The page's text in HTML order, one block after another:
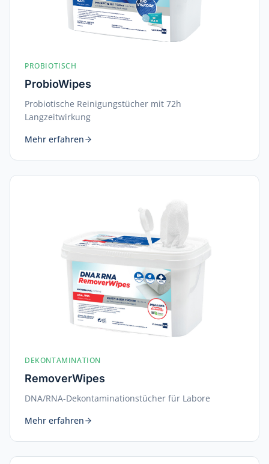
PROBIOTISCH
ProbioWipes
Probiotische Reinigungstücher mit 72h
Langzeitwirkung
Mehr erfahren
DEKONTAMINATION
RemoverWipes
DNA/RNA-Dekontaminationstücher für Labore
Mehr erfahren